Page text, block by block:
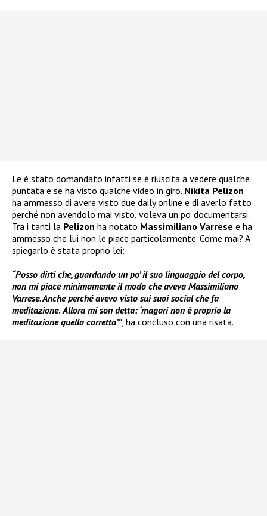
Le è stato domandato infatti se è riuscita a vedere qualche
puntata e se ha visto qualche video in giro. Nikita Pelizon
ha ammesso di avere visto due daily online e di averlo fatto
perché non avendolo mai visto, voleva un po’ documentarsi.
Tra i tanti la Pelizon ha notato Massimiliano Varrese e ha
ammesso che lui non le piace particolarmente. Come mai? A
spiegarlo è stata proprio lei:
“Posso dirti che, guardando un po’ il suo linguaggio del corpo,
non mi piace minimamente il modo che aveva Massimiliano
Varrese. Anche perché avevo visto sui suoi social che fa
meditazione. Allora mi son detta: ‘magari non è proprio la
meditazione quella corretta’”, ha concluso con una risata.